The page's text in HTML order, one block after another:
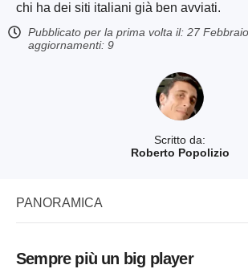
Scritto da:
Roberto Popolizio
chi ha dei siti italiani già ben avviati.
Pubblicato per la prima volta il: 27
aggiornamenti: 9
PANORAMICA
Sempre più un big player